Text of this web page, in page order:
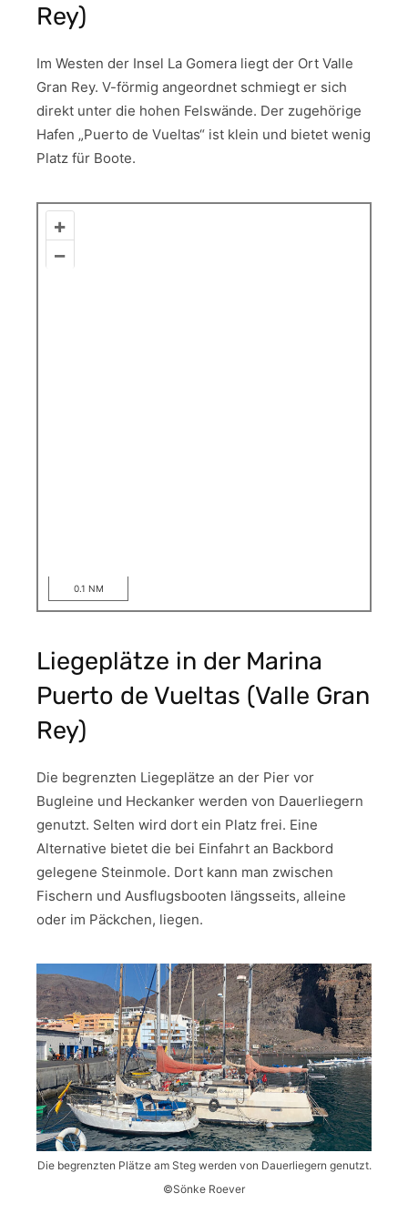
Rey)
Im Westen der Insel La Gomera liegt der Ort Valle
Gran Rey. V-förmig angeordnet schmiegt er sich
direkt unter die hohen Felswände. Der zugehörige
Hafen „Puerto de Vueltas“ ist klein und bietet wenig
Platz für Boote.
+
–
0.1 NM
Liegeplätze in der Marina
Puerto de Vueltas (Valle Gran
Rey)
Die begrenzten Liegeplätze an der Pier vor
Bugleine und Heckanker werden von Dauerliegern
genutzt. Selten wird dort ein Platz frei. Eine
Alternative bietet die bei Einfahrt an Backbord
gelegene Steinmole. Dort kann man zwischen
Fischern und Ausflugsbooten längsseits, alleine
oder im Päckchen, liegen.
Die begrenzten Plätze am Steg werden von Dauerliegern genutzt.
©Sönke Roever